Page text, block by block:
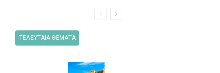
ΤΕΛΕΥΤΑΙΑ ΘΕΜΑΤΑ